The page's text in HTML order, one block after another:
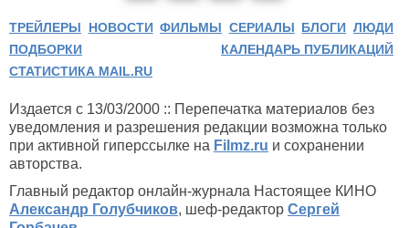
ТРЕЙЛЕРЫ НОВОСТИ ФИЛЬМЫ СЕРИАЛЫ БЛОГИ ЛЮДИ
ПОДБОРКИ
КАЛЕНДАРЬ ПУБЛИКАЦИЙ
СТАТИСТИКА MAIL.RU
Издается с 13/03/2000 :: Перепечатка материалов без
уведомления и разрешения редакции возможна только
при активной гиперссылке на Filmz.ru и сохранении
авторства.
Главный редактор онлайн-журнала Настоящее КИНО
Александр Голубчиков, шеф-редактор Сергей